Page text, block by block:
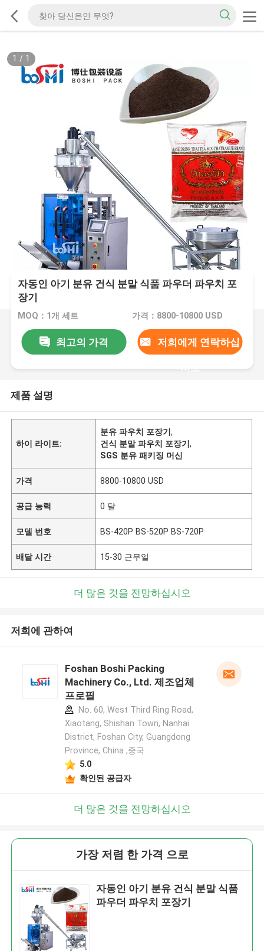
1 / 1
자동인 아기 분유 건식 분말 식품 파우더 파우치 포
장기
MOQ：1개 세트 가격：8800-10800 USD
최고의 가격 저희에게 연락하십
시오
제품 설명
하이 라이트:
분유 파우치 포장기,
건식 분말 파우치 포장기,
SGS 분유 패키징 머신
가격 8800-10800 USD
공급 능력 0 달
모델 번호 BS-420P BS-520P BS-720P
배달 시간 15-30 근무일
더 많은 것을 전망하십시오
저희에 관하여
Foshan Boshi Packing
Machinery Co., Ltd. 제조업체
프로필
No. 60, West Third Ring Road,
Xiaotang, Shishan Town, Nanhai
District, Foshan City, Guangdong
Province, China ,중국
5.0
확인된 공급자
더 많은 것을 전망하십시오
가장 저렴 한 가격 으로
자동인 아기 분유 건식 분말 식품
파우더 파우치 포장기